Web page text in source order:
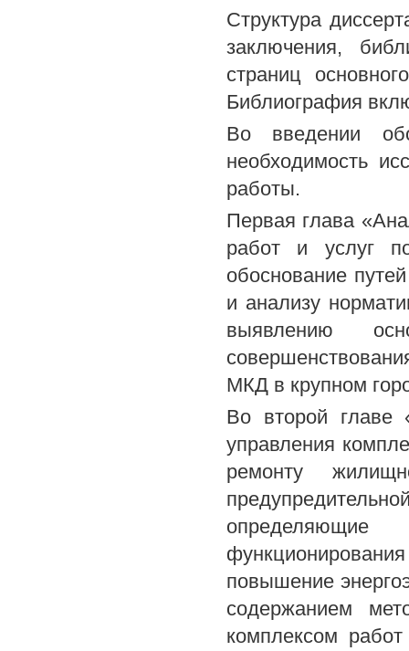
Структура
заключения,
страниц
Библиография
Во введении
необходимость
работы.
Первая глава
работ и услуг
обоснование
и анализу
выявлению
МКД в крупном
Во второй главе
управления
ремонту
повышение
содержанием
комплексом